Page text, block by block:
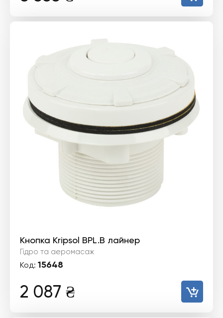
Кнопка Kripsol BPL.B лайнер
Гідро та аеромасаж
Код: 15648
2 087 ₴